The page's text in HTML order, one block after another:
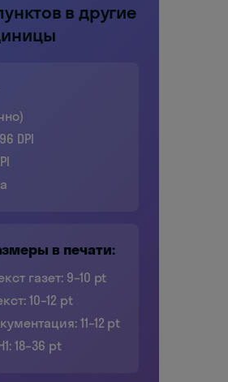
в другие
DPI
в печати:
газет: 9–10 pt
10–12 pt
11–12 pt
18–36 pt